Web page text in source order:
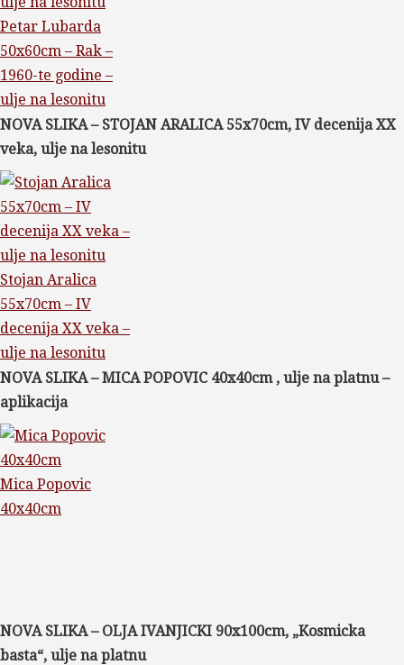
Petar Lubarda
50x60cm – Rak –
1960-te godine –
ulje na lesonitu
NOVA SLIKA – STOJAN ARALICA 55x70cm, IV decenija XX
veka, ulje na lesonitu
Stojan Aralica
55x70cm – IV
decenija XX veka –
ulje na lesonitu
NOVA SLIKA – MICA POPOVIC 40x40cm , ulje na platnu –
aplikacija
Mica Popovic
40x40cm
NOVA SLIKA – OLJA IVANJICKI 90x100cm, „Kosmicka
basta“, ulje na platnu